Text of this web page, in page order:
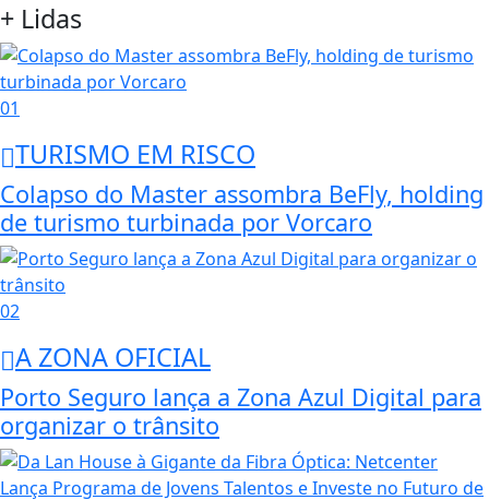
+ Lidas
01
TURISMO EM RISCO
Colapso do Master assombra BeFly, holding
de turismo turbinada por Vorcaro
02
A ZONA OFICIAL
Porto Seguro lança a Zona Azul Digital para
organizar o trânsito